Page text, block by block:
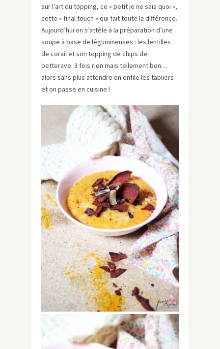
sur l’art du topping, ce « petit je ne sais quoi »,
cette « final touch » qui fait toute la différence.
Aujourd’hui on s’attèle à la préparation d’une
soupe à base de légumineuses : les lentilles
de corail et son topping de chips de
betterave. 3 fois rien mais tellement bon…
alors sans plus attendre on enfile les tabliers
et on passe en cuisine !